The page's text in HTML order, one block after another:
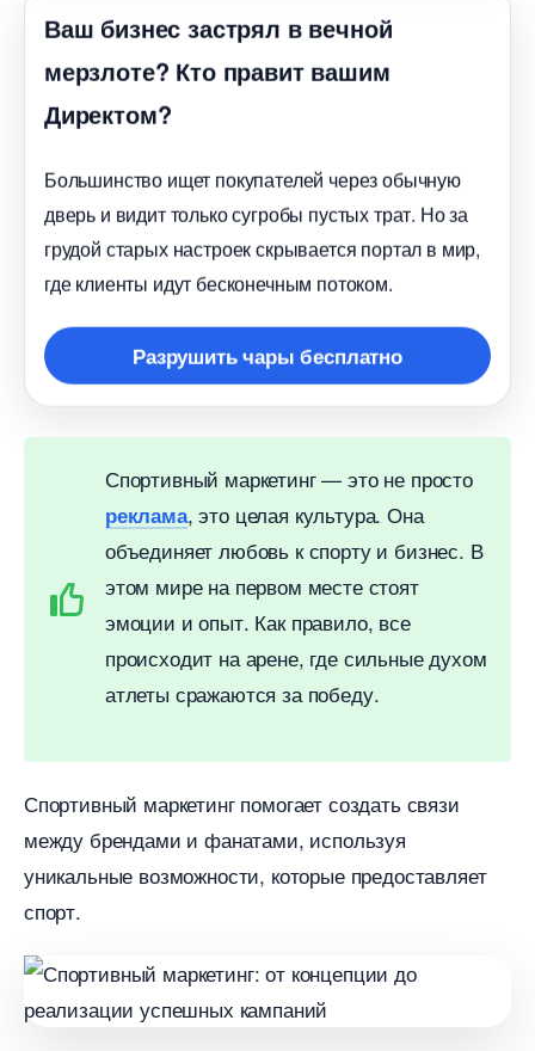
аш бизнес застрял в вечной
мерзлоте? Кто правит вашим
Директом?
Большинство ищет покупателей через обычную
дверь и видит только сугробы пустых трат. Но за
рудой старых настроек скрывается портал в мир,
де клиенты идут бесконечным потоком.
Разрушить чары бесплатно
Спортивный маркетинг — это не просто
реклама, это целая культура. Она
объединяет любовь к спорту и бизнес.
этом мире на первом месте стоят
эмоции и опыт. Как правило, все
происходит на арене, где сильные духом
атлеты сражаются за победу.
Спортивный маркетинг помогает создать связи
между брендами и фанатами, используя
уникальные возможности, которые предоставляет
спорт.